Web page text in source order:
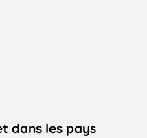
dans les pays